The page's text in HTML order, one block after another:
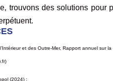
trouvons des solutions pour
et des Outre-Mer, Rapport annuel sur
(2024) :